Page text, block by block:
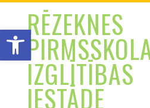
Open toolbar
Skip
contentRĒZEKNES
IZGLĪTĪBAS
IESTĀDE